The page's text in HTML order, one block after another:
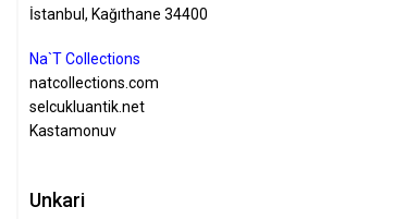
İstanbul, Kağıthane 34400
Na`T Collections
natcollections.com
selcukluantik.net
Kastamonuv
Unkari